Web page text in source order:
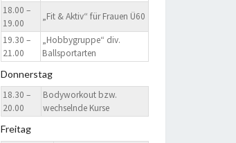
18.00 –
19.00
„Fit & Aktiv“ für Frauen Ü60
19.30 –
21.00
„Hobbygruppe“ div.
Ballsportarten
Donnerstag
18.30 –
20.00
Bodyworkout bzw.
wechselnde Kurse
Freitag